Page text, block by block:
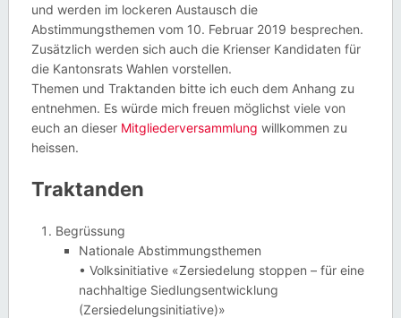
und werden im lockeren Austausch die
Abstimmungsthemen vom 10. Februar 2019 besprechen.
Zusätzlich werden sich auch die Krienser Kandidaten für
die Kantonsrats Wahlen vorstellen.
Themen und Traktanden bitte ich euch dem Anhang zu
entnehmen. Es würde mich freuen möglichst viele von
euch an dieser Mitgliederversammlung willkommen zu
heissen.
Traktanden
Begrüssung
Nationale Abstimmungsthemen
• Volksinitiative «Zersiedelung stoppen – für eine
nachhaltige Siedlungsentwicklung
(Zersiedelungsinitiative)»